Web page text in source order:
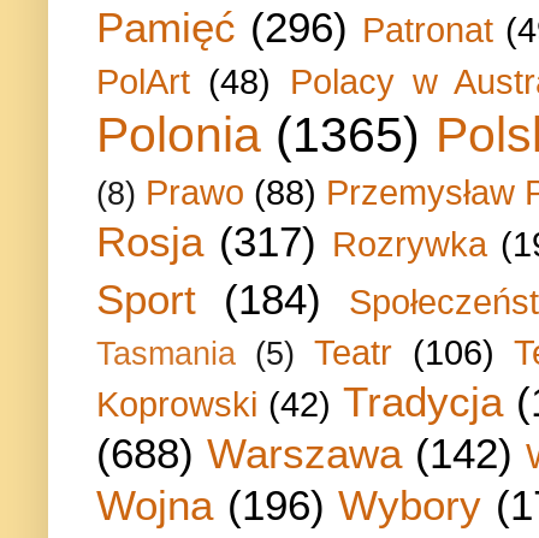
Pamięć (296) Patronat
PolArt (48) Polacy w
Polonia (1365)
(8) Prawo (88) Przemysław
Rosja (317) Rozrywka
Sport (184)
Tasmania (5) Teatr (106)
Koprowski (42) Tradycja
(688) Warszawa (142)
Wojna (196) Wybory